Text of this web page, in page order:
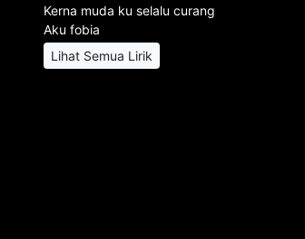
Kerna muda ku selalu curang
Aku fobia
Lihat Semua Lirik